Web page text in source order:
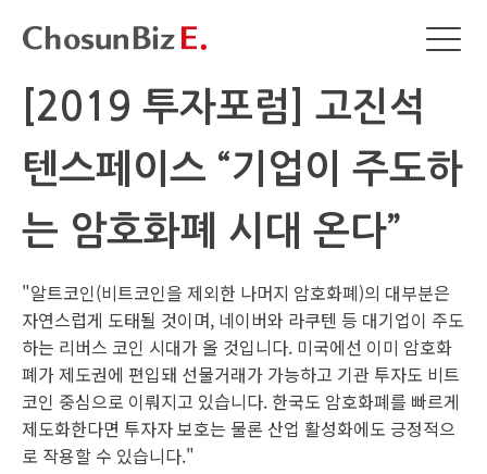
[2019 투자포럼] 고진석
텐스페이스 “기업이 주도하
는 암호화폐 시대 온다”
"알트코인(비트코인을 제외한 나머지 암호화폐)의 대부분은
자연스럽게 도태될 것이며, 네이버와 라쿠텐 등 대기업이 주도
하는 리버스 코인 시대가 올 것입니다. 미국에선 이미 암호화
폐가 제도권에 편입돼 선물거래가 가능하고 기관 투자도 비트
코인 중심으로 이뤄지고 있습니다. 한국도 암호화폐를 빠르게
제도화한다면 투자자 보호는 물론 산업 활성화에도 긍정적으
로 작용할 수 있습니다."